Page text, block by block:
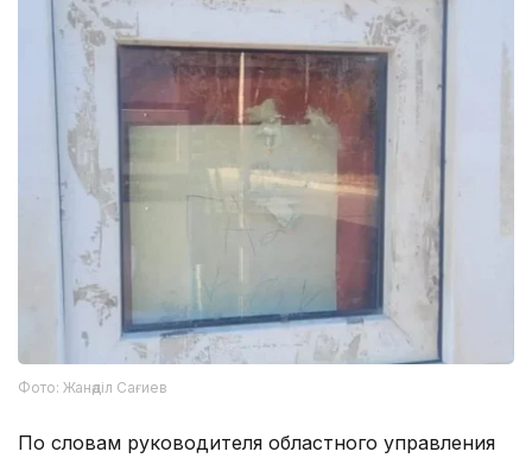
Фото: Жанәділ Сағиев
По словам руководителя областного управления